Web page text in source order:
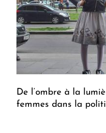
De l’ombre à la
femmes dans la